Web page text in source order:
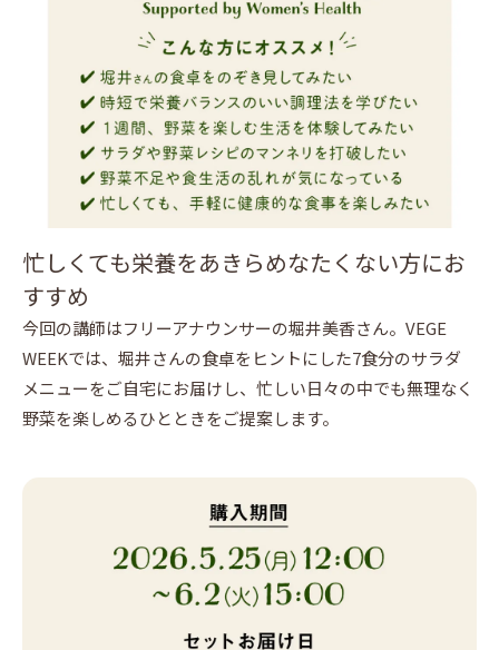
忙しくても栄養をあきらめなたくない方にお
すすめ
今回の講師はフリーアナウンサーの堀井美香さん。VEGE
WEEKでは、堀井さんの食卓をヒントにした7食分のサラダ
メニューをご自宅にお届けし、忙しい日々の中でも無理なく
野菜を楽しめるひとときをご提案します。